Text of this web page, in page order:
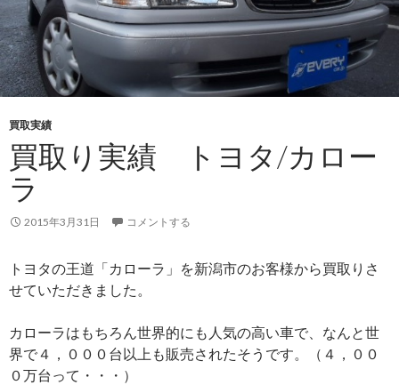
買取実績
買取り実績 トヨタ/カロー
ラ
2015年3月31日 コメントする
トヨタの王道「カローラ」を新潟市のお客様から買取りさ
せていただきました。
カローラはもちろん世界的にも人気の高い車で、なんと世
界で４，０００台以上も販売されたそうです。（４，００
０万台って・・・）